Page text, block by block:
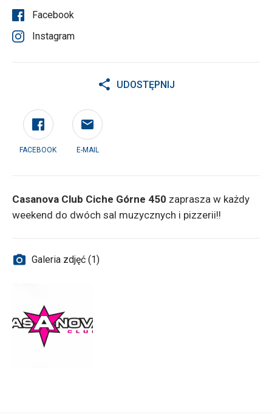
Facebook
Instagram
UDOSTĘPNIJ
FACEBOOK E-MAIL
Casanova Club Ciche Górne 450 zaprasza w każdy
weekend do dwóch sal muzycznych i pizzerii!!
Galeria zdjęć (1)